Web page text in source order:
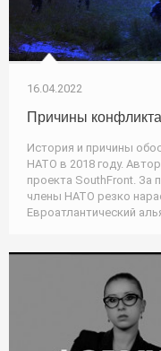
16.04.2022
Причины
История и причины
НАТО в 2018 году.
проекта SouthFront. За
члены НАТО резко
Евроатлантический